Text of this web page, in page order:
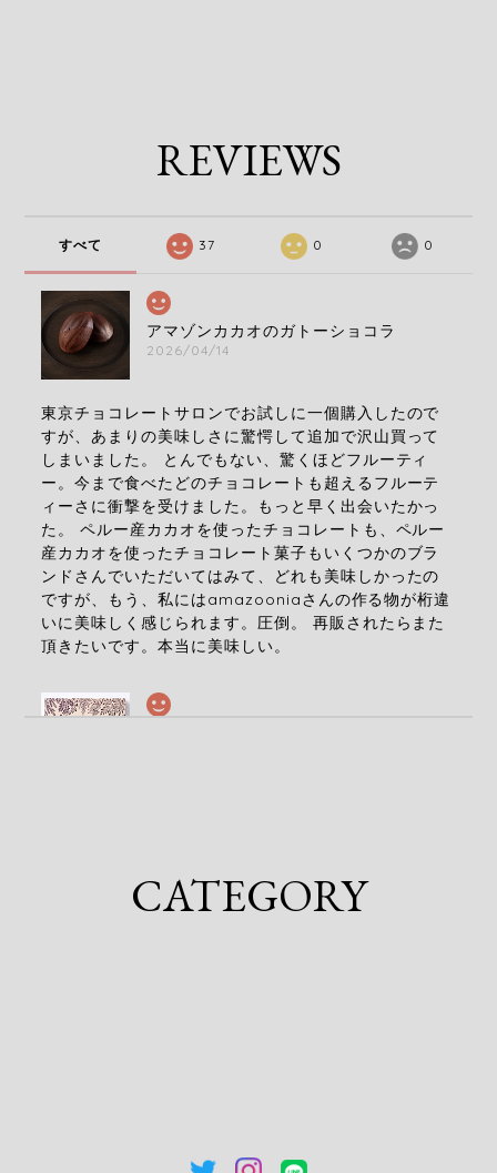
REVIEWS
すべて 37 0 0
アマゾンカカオのガトーショコラ
2026/04/14
東京チョコレートサロンでお試しに一個購入したので
すが、あまりの美味しさに驚愕して追加で沢山買って
しまいました。 とんでもない、驚くほどフルーティ
ー。今まで食べたどのチョコレートも超えるフルーテ
ィーさに衝撃を受けました。もっと早く出会いたかっ
た。 ペルー産カカオを使ったチョコレートも、ペルー
産カカオを使ったチョコレート菓子もいくつかのブラ
ンドさんでいただいてはみて、どれも美味しかったの
ですが、もう、私にはamazooniaさんの作る物が桁違
いに美味しく感じられます。圧倒。 再販されたらまた
頂きたいです。本当に美味しい。
CATEGORY